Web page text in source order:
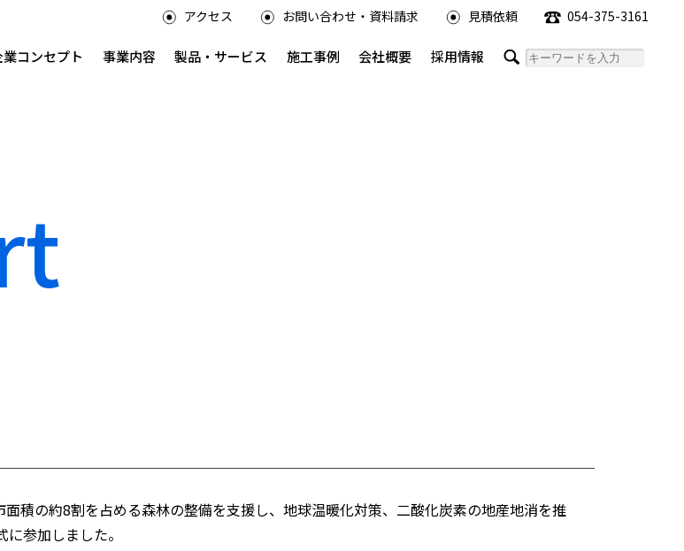
アクセス お問い合わせ・資料請求 見積依頼 054-375-3161
業コンセプト 事業内容 製品・サービス 施工事例 会社概要 採用情報
積の約8割を占める森林の整備を支援し、地球温暖化対策、二酸化炭素の地産地消を推
参加しました。